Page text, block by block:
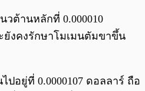
วต้านหลักที่ 0.000010
งคงรักษาโมเมนตัมขาขึ้น
ปอยู่ที่ 0.0000107 ดอลลาร์ ถือ